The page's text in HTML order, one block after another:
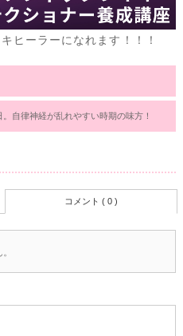
ヒーラーになれます！！！
自律神経が乱れやすい時期の味方！
コメント ( 0 )